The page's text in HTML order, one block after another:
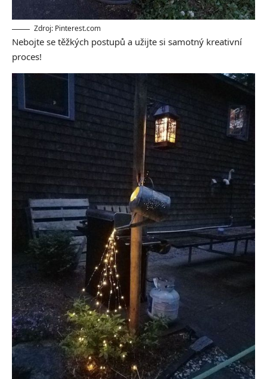
Zdroj: Pinterest.com
Nebojte se těžkých postupů a užijte si samotný kreativní
proces!